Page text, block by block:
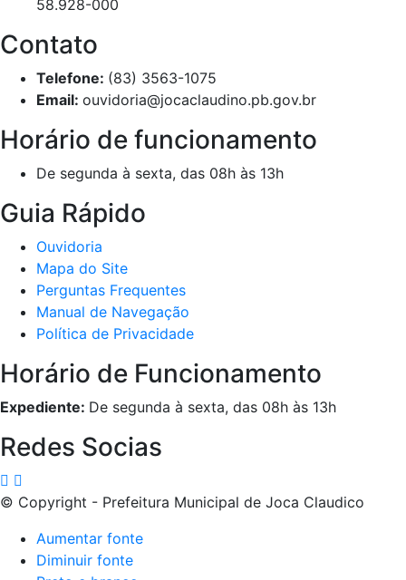
58.928-000
Contato
Telefone: (83) 3563-1075
Email: ouvidoria@jocaclaudino.pb.gov.br
Horário de funcionamento
De segunda à sexta, das 08h às 13h
Guia Rápido
Ouvidoria
Mapa do Site
Perguntas Frequentes
Manual de Navegação
Política de Privacidade
Horário de Funcionamento
Expediente: De segunda à sexta, das 08h às 13h
Redes Socias
© Copyright - Prefeitura Municipal de Joca Claudico
Aumentar fonte
Diminuir fonte